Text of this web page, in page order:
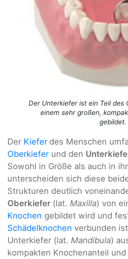
Der Unterkiefer ist ein Teil des
einem sehr großen,
gebildet.
Der Kiefer des Menschen
Oberkiefer und den
Sowohl in Größe als auch in
unterscheiden sich diese
Strukturen deutlich
Oberkiefer (lat. Maxilla) von
Knochen gebildet wird und
Schädelknochen verbunden
Unterkiefer (lat. Mandibula)
kompakten Knochenanteil